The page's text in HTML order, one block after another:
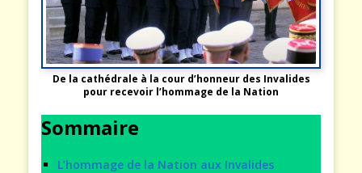
De la cathédrale à la cour d’honneur des Invalides
pour recevoir l’hommage de la Nation
Sommaire
L’hommage de la Nation aux Invalides